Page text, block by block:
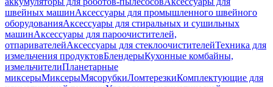
швейных машинАксессуары для промышленного швейного
оборудованияАксессуары для стиральных и сушильных
машинАксессуары для пароочистителей,
отпаривателейАксессуары для стеклоочистителейТехника для
измельчения продуктовБлендерыКухонные комбайны,
измельчителиПланетарные
миксерыМиксерыМясорубкиЛомтерезкиКомплектующие для